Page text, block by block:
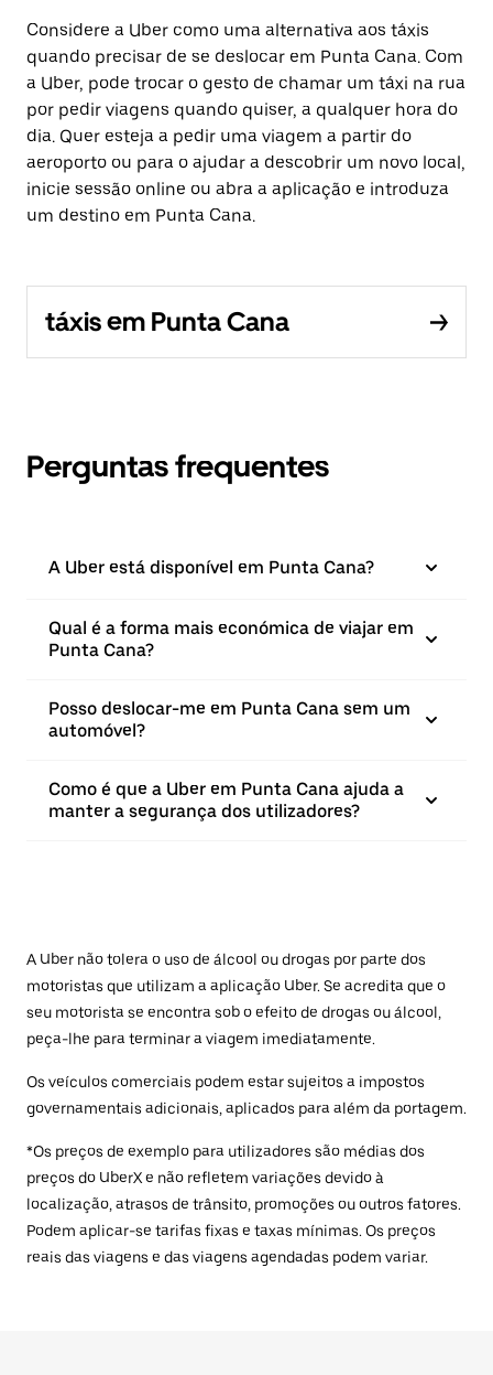
Considere a Uber como uma alternativa aos táxis
quando precisar de se deslocar em Punta Cana. Com
a Uber, pode trocar o gesto de chamar um táxi na rua
por pedir viagens quando quiser, a qualquer hora do
dia. Quer esteja a pedir uma viagem a partir do
aeroporto ou para o ajudar a descobrir um novo local,
inicie sessão online ou abra a aplicação e introduza
um destino em Punta Cana.
táxis em Punta Cana
Perguntas frequentes
A Uber está disponível em Punta Cana?
Qual é a forma mais económica de viajar em
Punta Cana?
Posso deslocar-me em Punta Cana sem um
automóvel?
Como é que a Uber em Punta Cana ajuda a
manter a segurança dos utilizadores?
A Uber não tolera o uso de álcool ou drogas por parte dos
motoristas que utilizam a aplicação Uber. Se acredita que o
seu motorista se encontra sob o efeito de drogas ou álcool,
peça-lhe para terminar a viagem imediatamente.
Os veículos comerciais podem estar sujeitos a impostos
governamentais adicionais, aplicados para além da portagem.
*Os preços de exemplo para utilizadores são médias dos
preços do UberX e não refletem variações devido à
localização, atrasos de trânsito, promoções ou outros fatores.
Podem aplicar-se tarifas fixas e taxas mínimas. Os preços
reais das viagens e das viagens agendadas podem variar.